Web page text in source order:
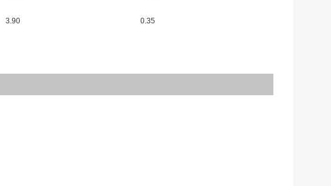
3.90 0.35